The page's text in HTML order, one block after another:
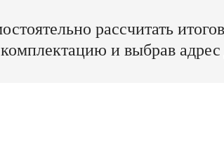
рассчитать
и выбрав адрес